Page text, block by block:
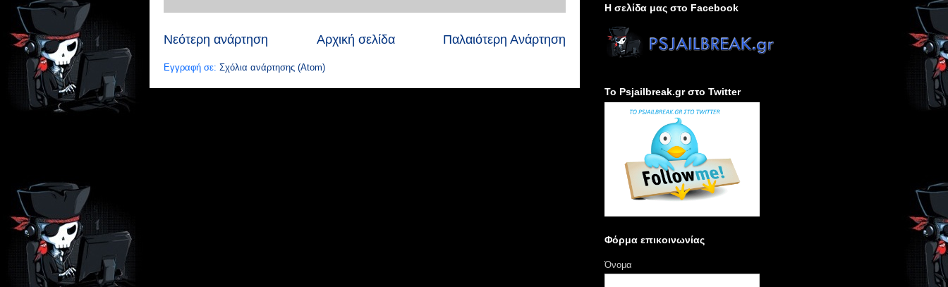
Νεότερη ανάρτηση Παλαιότερη Ανάρτηση
Αρχική σελίδα
Εγγραφή σε: Σχόλια ανάρτησης (Atom)
H σελίδα μας στο Facebook
Το Psjailbreak.gr στο Twitter
Φόρμα επικοινωνίας
Όνομα